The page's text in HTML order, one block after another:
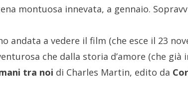
montuosa innevata, a gennaio.
andata a vedere il film (che esce il 23
che dalla storia d’amore (che
tra noi di Charles Martin, edito da